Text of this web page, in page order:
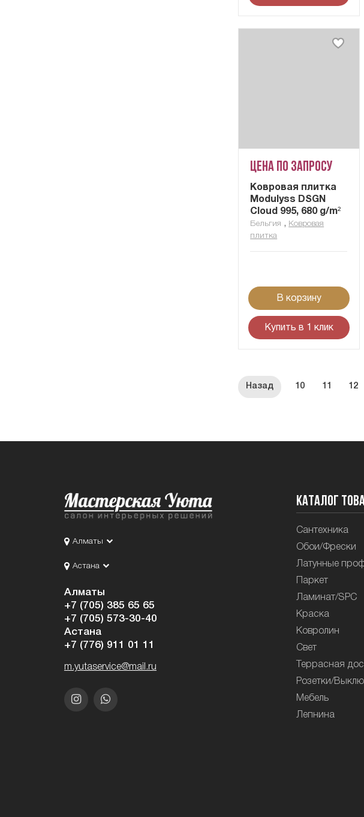
Цена по запросу
Ковровая плитка
Modulyss DSGN
Cloud 995, 680 g/m²
Бельгия , Ковровая
плитка
В корзину
Купить в 1 клик
10 11 12
Алматы
Астана
Алматы
+7 (705) 385 65 65
+7 (705) 573-30-40
Астана
+7 (776) 911 01 11
m.yutaservice@mail.ru
Каталог
Сантехника
Обои/Фрески
Латунные
Паркет
Ламинат/SPC
Краска
Ковролин
Свет
Террасная
Розетки/
Мебель
Лепнина